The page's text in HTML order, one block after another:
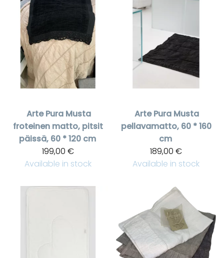
Arte Pura Musta
froteinen matto, pitsit
päissä, 60 * 120 cm
199,00 €
Available in stock
Arte Pura Musta
pellavamatto, 60 * 160
cm
189,00 €
Available in stock